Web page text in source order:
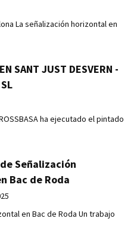
La señalización horizontal en
SANT JUST DESVERN -
ha ejecutado el pintado
Señalización
Bac de Roda
en Bac de Roda Un trabajo